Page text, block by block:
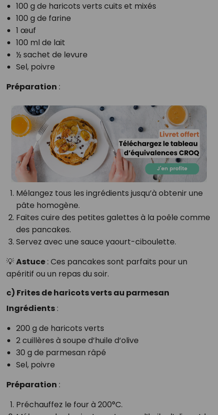
100 g de haricots verts cuits et mixés
100 g de farine
1 œuf
100 ml de lait
½ sachet de levure
Sel, poivre
Préparation :
Mélangez tous les ingrédients jusqu’à obtenir une
pâte homogène.
Faites cuire des petites galettes à la poêle comme
des pancakes.
Servez avec une sauce yaourt-ciboulette.
💡Astuce: Ces pancakes sont parfaits pour un
apéritif ou un repas du soir.
c) Frites de haricots verts au parmesan
Ingrédients:
200 g de haricots verts
2 cuillères à soupe d’huile d’olive
30 g de parmesan râpé
Sel, poivre
Préparation :
Préchauffez le four à 200°C.